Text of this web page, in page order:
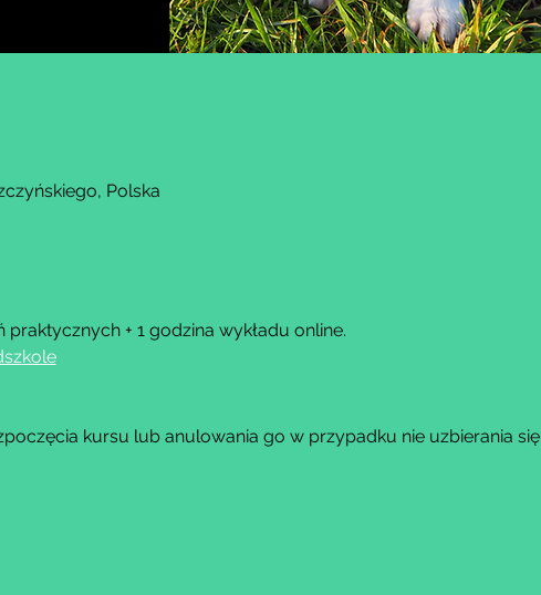
Polska
+ 1 godzina wykładu online.
kursu lub anulowania go w przypadku nie uzbierania się